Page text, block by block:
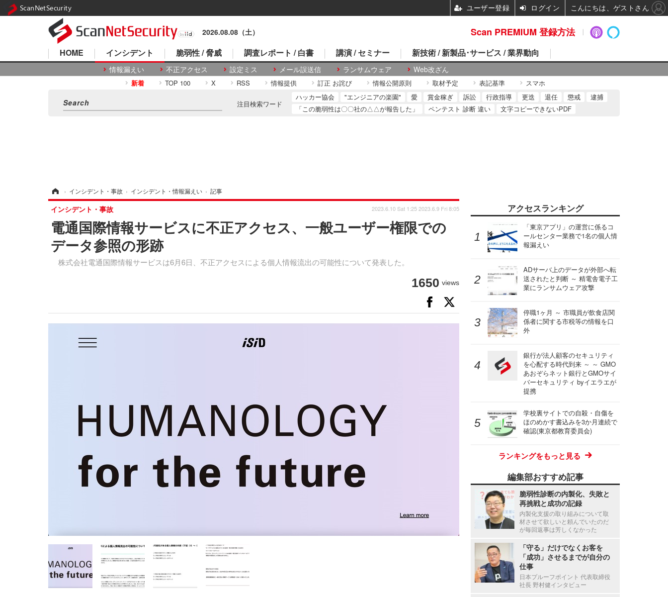
2026.08.08（土）
HOME インシデント
情報漏えい 不正アクセス 設定ミス メール誤送信 ランサムウェア Web改ざん
脆弱性 / 脅威 調査レポート / 白書 講演 / セミナー 新技術 / 新製品･サービス / 業界動向
新着 TOP 100 X RSS 情報提供 訂正 お詫び 情報公開原則 取材予定 表記基準 スマホ
注目検索ワード
ハッカー協会 "エンジニアの楽園" 愛 賞金稼ぎ 訴訟 行政指導 更迭 退任 懲戒
逮捕
「この脆弱性は〇〇社の△△が報告した」
ペンテスト 診断 違い 文字コピーできないPDF
› インシデント・事故 › インシデント・情報漏えい › 記事
電通国際情報サービスに不正アクセス、一般ユーザー権限での
データ参照の形跡
株式会社電通国際情報サービスは6月6日、不正アクセスによる個人情報流出の可能性について発表した。
インシデント・事故 2023.6.10 Sat 1:25 2023.6.9 Fri 8:05
1650 views
アクセスランキング
「東京アプリ」の運営に係るコ
ールセンター業務で1名の個人情
報漏えい
ADサーバ上のデータが外部へ転
送されたと判断 ～ 精電舎電子工
業にランサムウェア攻撃
停職1ヶ月 ～ 市職員が飲食店関
係者に関する市税等の情報を口
外
銀行が法人顧客のセキュリティ
を心配する時代到来 ～ ～ GMO
あおぞらネット銀行とGMOサイ
バーセキュリティ byイエラエが
提携
学校裏サイトでの自殺・自傷を
ほのめかす書込みを3か月連続で
確認(東京都教育委員会)
ランキングをもっと見る
編集部おすすめ記事
脆弱性診断の内製化、失敗と
再挑戦と成功の記録
内製化支援の取り組みについて取
材させて欲しいと頼んでいたのだ
が毎回返事は芳しくなかった
「守る」だけでなくお客を
「成功」させるまでが自分の
仕事
日本プルーフポイント 代表取締役
社長 野村健インタビュー
Scan PREMIUM 登録方法
ScanNetSecurity ユーザー登録 ログイン こんにちは、ゲストさん